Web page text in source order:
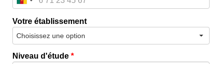
Votre établissement
Choisissez une option
Niveau d'étude *